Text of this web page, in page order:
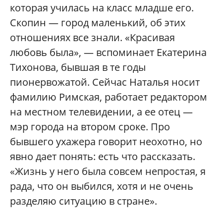
которая училась на класс младше его.
Скопин — город маленький, об этих
отношениях все знали. «Красивая
любовь была», — вспоминает Екатерина
Тихонова, бывшая в те годы
пионервожатой. Сейчас Наталья носит
фамилию Римская, работает редактором
на местном телевидении, а ее отец —
мэр города на втором сроке. Про
бывшего ухажера говорит неохотно, но
явно дает понять: есть что рассказать.
«Жизнь у него была совсем непростая, я
рада, что он выбился, хотя и не очень
разделяю ситуацию в стране».